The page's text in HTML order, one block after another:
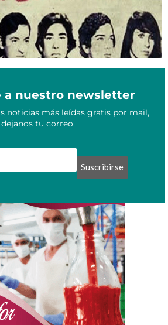
a nuestro newsletter
noticias más leídas gratis por mail,
dejanos tu correo
Suscribirse